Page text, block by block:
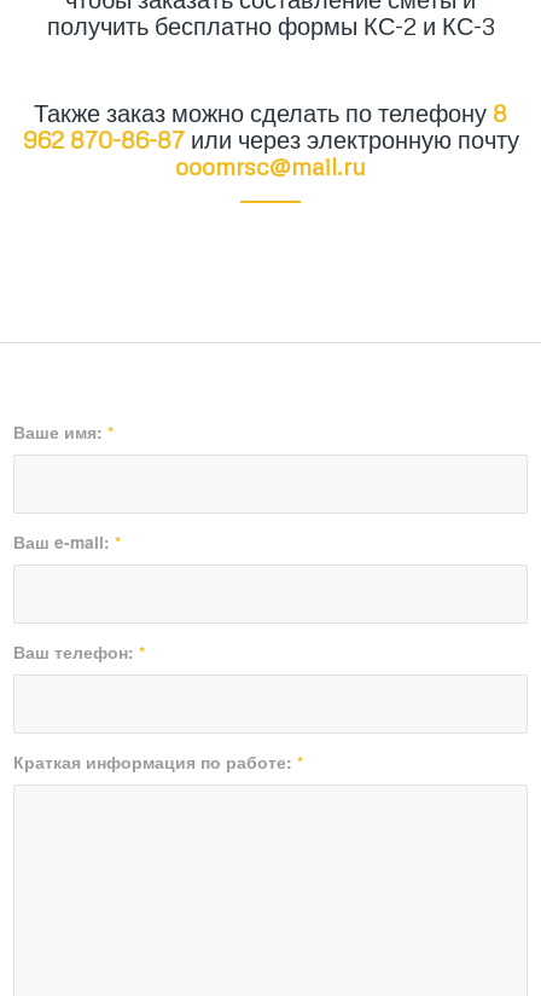
получить бесплатно формы КС-2 и КС-3
Также заказ можно сделать по телефону 8
962 870-86-87или через электронную почту
ooomrsc@mail.ru
Ваше имя:*
Ваш e-mail:*
Ваш телефон:*
Краткая информация по работе:*